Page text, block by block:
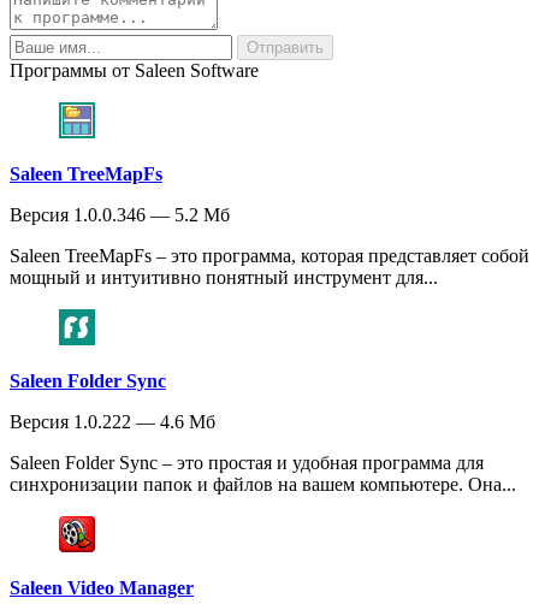
Программы от Saleen Software
Saleen TreeMapFs
Версия 1.0.0.346 — 5.2 Мб
Saleen TreeMapFs – это программа, которая представляет собой
мощный и интуитивно понятный инструмент для...
Saleen Folder Sync
Версия 1.0.222 — 4.6 Мб
Saleen Folder Sync – это простая и удобная программа для
синхронизации папок и файлов на вашем компьютере. Она...
Saleen Video Manager